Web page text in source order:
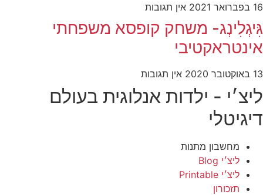
16 בפברואר 2021 אין תגובות
גִּיגְלִינְג- משחק קופסא משפחתי
אינטראקטיבי
13 באוקטובר 2020 אין תגובות
ליצ׳י - ילדות אנלוגית בעולם
דיגיטלי
מחשבון מתנות
ליצ׳י Blog
ליצ׳י Printable
תזכורון